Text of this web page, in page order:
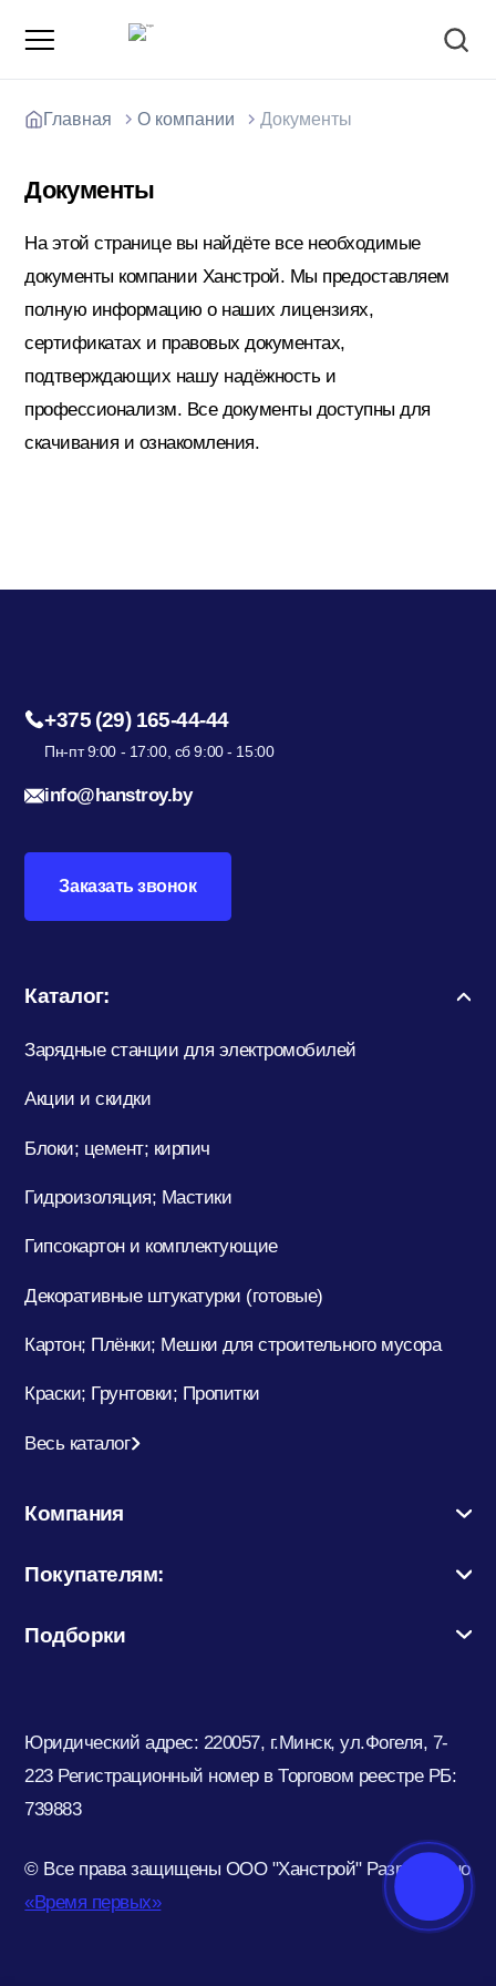
Зарядные станции для электромобилей
Акции и скидки
Блоки; цемент; кирпич
Декоративные штукатурки (готовые)
Краски; Грунтовки; Пропитки
Ленты; Серпянки
Металлопрокат
Пены; Герметики; Клей
Потолочный плинтус
Строительный инструмент
Уголки; маяки
О компании
Доставка товаров
Вакансии
Главная О компании Документы
Документы
На этой странице вы найдёте все необходимые
документы компании Ханстрой. Мы предоставляем
полную информацию о наших лицензиях,
сертификатах и правовых документах,
подтверждающих нашу надёжность и
профессионализм. Все документы доступны для
скачивания и ознакомления.
+375 (29) 165-44-44
Пн-пт 9:00 - 17:00, сб 9:00 - 15:00
info@hanstroy.by
Заказать звонок
Каталог:
Зарядные станции для электромобилей
Акции и скидки
Блоки; цемент; кирпич
Гидроизоляция; Мастики
Гипсокартон и комплектующие
Декоративные штукатурки (готовые)
Картон; Плёнки; Мешки для строительного мусора
Краски; Грунтовки; Пропитки
Весь каталог
Компания
Покупателям:
Подборки
Юридический адрес: 220057, г.Минск, ул.Фогеля, 7-
223 Регистрационный номер в Торговом реестре РБ:
739883
© Все права защищены ООО "Ханстрой" Разработано
«Время первых»